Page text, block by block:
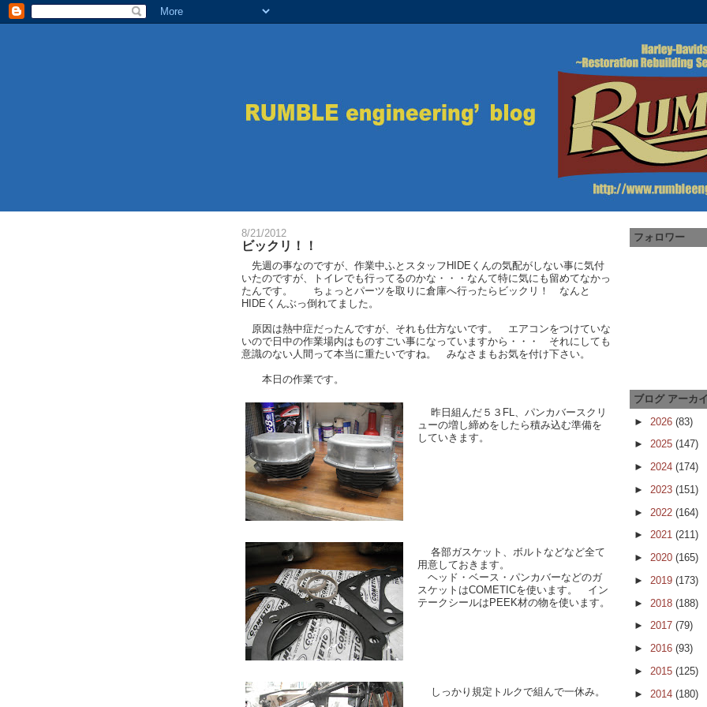
8/21/2012
ビックリ！！
先週の事なのですが、作業中ふとスタッフHIDEくんの気配がしない事に気付
いたのですが、トイレでも行ってるのかな・・・なんて特に気にも留めてなかっ
たんです。 ちょっとパーツを取りに倉庫へ行ったらビックリ！ なんと
HIDEくんぶっ倒れてました。
原因は熱中症だったんですが、それも仕方ないです。 エアコンをつけていな
いので日中の作業場内はものすごい事になっていますから・・・ それにしても
意識のない人間って本当に重たいですね。 みなさまもお気を付け下さい。
本日の作業です。
昨日組んだ５３FL、パンカバースクリ
ューの増し締めをしたら積み込む準備を
していきます。
各部ガスケット、ボルトなどなど全て
用意しておきます。
ヘッド・ベース・パンカバーなどのガ
スケットはCOMETICを使います。 イン
テークシールはPEEK材の物を使います。
しっかり規定トルクで組んで一休み。
フォロワー
ブログ アーカ
► 2026 (83)
► 2025 (147)
► 2024 (174)
► 2023 (151)
► 2022 (164)
► 2021 (211)
► 2020 (165)
► 2019 (173)
► 2018 (188)
► 2017 (79)
► 2016 (93)
► 2015 (125)
► 2014 (180)